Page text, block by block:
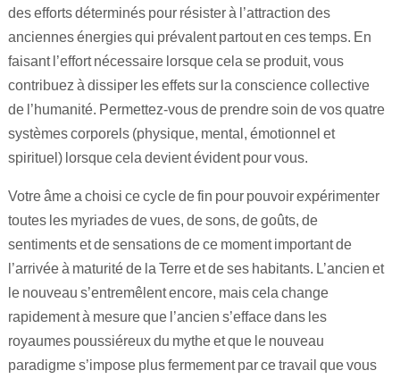
des efforts déterminés pour résister à l’attraction des
anciennes énergies qui prévalent partout en ces temps. En
faisant l’effort nécessaire lorsque cela se produit, vous
contribuez à dissiper les effets sur la conscience collective
de l’humanité. Permettez-vous de prendre soin de vos quatre
systèmes corporels (physique, mental, émotionnel et
spirituel) lorsque cela devient évident pour vous.
Votre âme a choisi ce cycle de fin pour pouvoir expérimenter
toutes les myriades de vues, de sons, de goûts, de
sentiments et de sensations de ce moment important de
l’arrivée à maturité de la Terre et de ses habitants. L’ancien et
le nouveau s’entremêlent encore, mais cela change
rapidement à mesure que l’ancien s’efface dans les
royaumes poussiéreux du mythe et que le nouveau
paradigme s’impose plus fermement par ce travail que vous